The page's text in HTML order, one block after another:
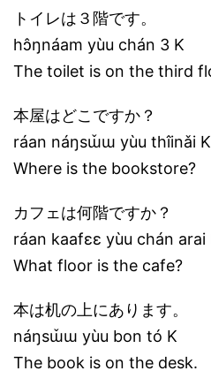
トイレは３階です。
hɔ̂ŋnáam yùu chán 3 K
The toilet is on the third
本屋はどこですか？
ráan náŋsɯ̌ɯ yùu thîinǎi K
Where is the bookstore?
カフェは何階ですか？
ráan kaafɛɛ yùu chán arai
What floor is the cafe?
本は机の上にあります。
náŋsɯ̌ɯ yùu bon tó K
The book is on the desk.